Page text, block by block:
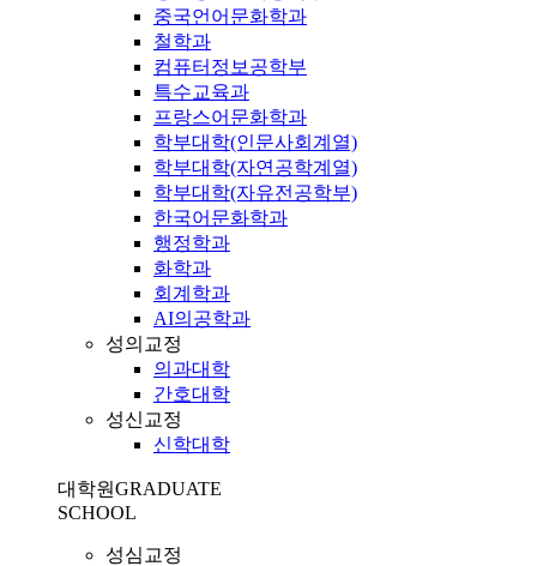
중국언어문화학과
철학과
컴퓨터정보공학부
특수교육과
프랑스어문화학과
학부대학(인문사회계열)
학부대학(자연공학계열)
학부대학(자유전공학부)
한국어문화학과
행정학과
화학과
회계학과
AI의공학과
성의교정
의과대학
간호대학
성신교정
신학대학
대학원GRADUATE
SCHOOL
성심교정